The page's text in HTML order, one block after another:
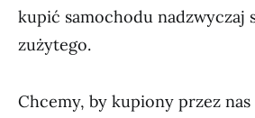
kupić samochodu nadzwyczaj
zużytego.
Chcemy, by kupiony przez